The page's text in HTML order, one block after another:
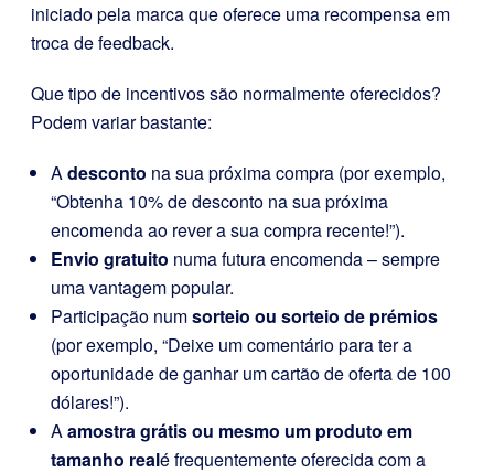
iniciado pela marca que oferece uma recompensa em
troca de feedback.
Que tipo de incentivos são normalmente oferecidos?
Podem variar bastante:
Adesconto na sua próxima compra (por exemplo,
“Obtenha 10% de desconto na sua próxima
encomenda ao rever a sua compra recente!”).
Envio gratuito numa futura encomenda – sempre
uma vantagem popular.
Participação numsorteio ou sorteio de prémios
(por exemplo, “Deixe um comentário para ter a
oportunidade de ganhar um cartão de oferta de 100
dólares!”).
Aamostra grátis ou mesmo um produto em
tamanho realé frequentemente oferecida com a